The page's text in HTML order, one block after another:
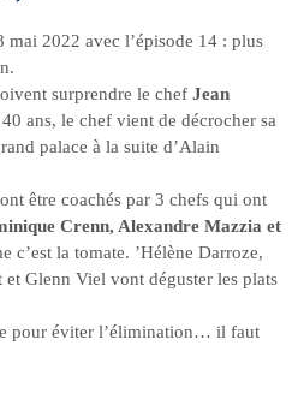
2022 avec l’épisode 14 : plus
surprendre le chefJean
ans, le chef vient de décrocher sa
palace à la suite d’Alain
être coachés par 3 chefs qui ont
Crenn, Alexandre Mazzia et
c’est la tomate. ’Hélène Darroze,
et Glenn Viel vont déguster les plats
pour éviter l’élimination… il faut